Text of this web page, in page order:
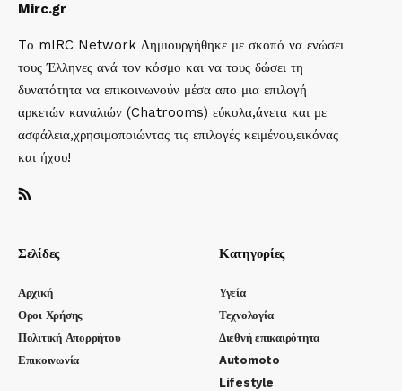
Mirc.gr
Tο mIRC Network Δημιουργήθηκε με σκοπό να ενώσει
τους Έλληνες ανά τον κόσμο και να τους δώσει τη
δυνατότητα να επικοινωνούν μέσα απο μια επιλογή
αρκετών καναλιών (Chatrooms) εύκολα,άνετα και με
ασφάλεια,χρησιμοποιώντας τις επιλογές κειμένου,εικόνας
και ήχου!
Σελίδες
Αρχική
Οροι Χρήσης
Πολιτική Απορρήτου
Επικοινωνία
Κατηγορίες
Υγεία
Τεχνολογία
Διεθνή επικαιρότητα
Automoto
Lifestyle